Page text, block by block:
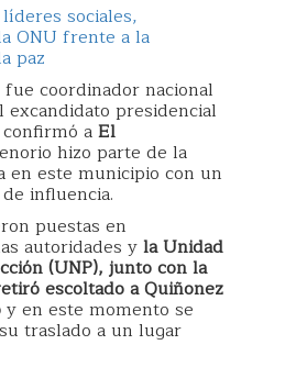
sociales,
ONU frente a la
paz
fue coordinador nacional
excandidato presidencial
aEl
hizo parte de la
en este municipio con un
influencia.
puestas en
autoridades yla Unidad
(UNP), junto con la
escoltado a Quiñonez
y en este momento se
traslado a un lugar